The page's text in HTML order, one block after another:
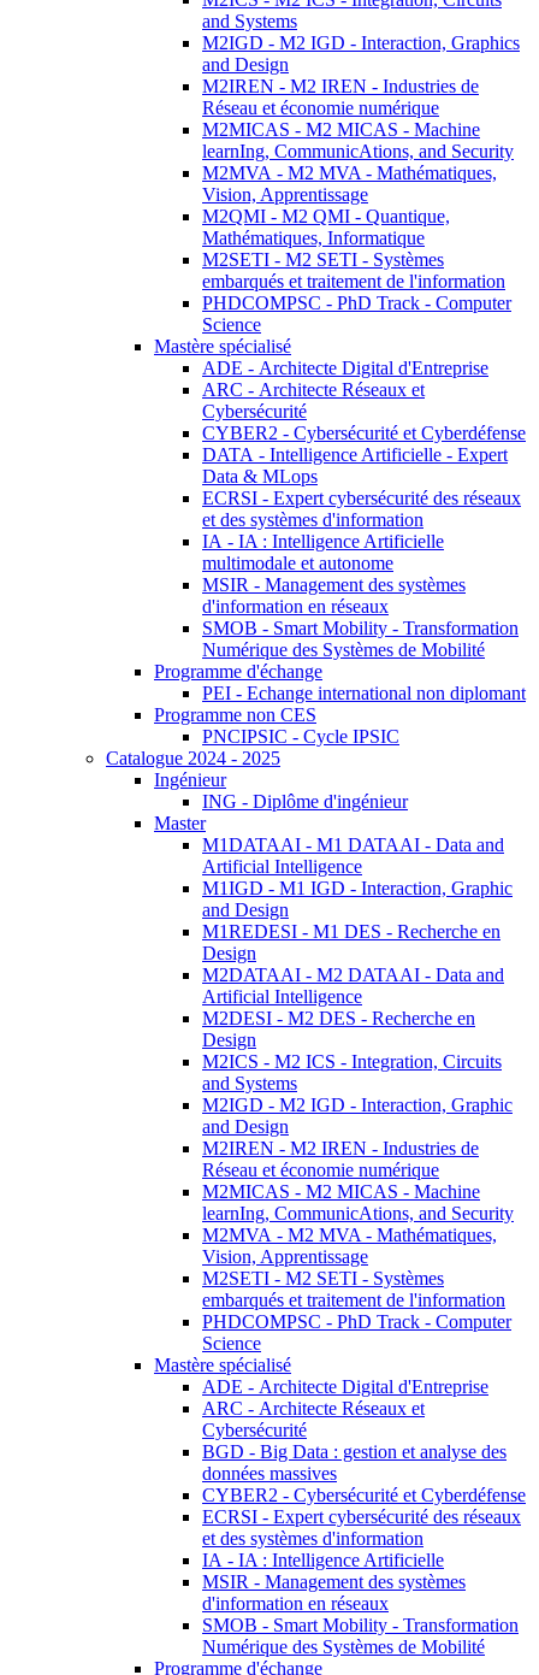
and Systems
M2IGD - M2 IGD - Interaction, Graphics
and Design
M2IREN - M2 IREN - Industries de
Réseau et économie numérique
M2MICAS - M2 MICAS - Machine
learnIng, CommunicAtions, and Security
M2MVA - M2 MVA - Mathématiques,
Vision, Apprentissage
M2QMI - M2 QMI - Quantique,
Mathématiques, Informatique
M2SETI - M2 SETI - Systèmes
embarqués et traitement de l'information
PHDCOMPSC - PhD Track - Computer
Science
Mastère spécialisé
ADE - Architecte Digital d'Entreprise
ARC - Architecte Réseaux et
Cybersécurité
CYBER2 - Cybersécurité et Cyberdéfense
DATA - Intelligence Artificielle - Expert
Data & MLops
ECRSI - Expert cybersécurité des réseaux
et des systèmes d'information
IA - IA : Intelligence Artificielle
multimodale et autonome
MSIR - Management des systèmes
d'information en réseaux
SMOB - Smart Mobility - Transformation
Numérique des Systèmes de Mobilité
Programme d'échange
PEI - Echange international non diplomant
Programme non CES
PNCIPSIC - Cycle IPSIC
Catalogue 2024 - 2025
Ingénieur
ING - Diplôme d'ingénieur
Master
M1DATAAI - M1 DATAAI - Data and
Artificial Intelligence
M1IGD - M1 IGD - Interaction, Graphic
and Design
M1REDESI - M1 DES - Recherche en
Design
M2DATAAI - M2 DATAAI - Data and
Artificial Intelligence
M2DESI - M2 DES - Recherche en
Design
M2ICS - M2 ICS - Integration, Circuits
and Systems
M2IGD - M2 IGD - Interaction, Graphic
and Design
M2IREN - M2 IREN - Industries de
Réseau et économie numérique
M2MICAS - M2 MICAS - Machine
learnIng, CommunicAtions, and Security
M2MVA - M2 MVA - Mathématiques,
Vision, Apprentissage
M2SETI - M2 SETI - Systèmes
embarqués et traitement de l'information
PHDCOMPSC - PhD Track - Computer
Science
Mastère spécialisé
ADE - Architecte Digital d'Entreprise
ARC - Architecte Réseaux et
Cybersécurité
BGD - Big Data : gestion et analyse des
données massives
CYBER2 - Cybersécurité et Cyberdéfense
ECRSI - Expert cybersécurité des réseaux
et des systèmes d'information
IA - IA : Intelligence Artificielle
MSIR - Management des systèmes
d'information en réseaux
SMOB - Smart Mobility - Transformation
Numérique des Systèmes de Mobilité
Programme d'échange